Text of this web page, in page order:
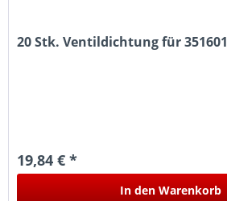
20 Stk. Ventildichtung für 351601
19,84 € *
In den Warenkorb